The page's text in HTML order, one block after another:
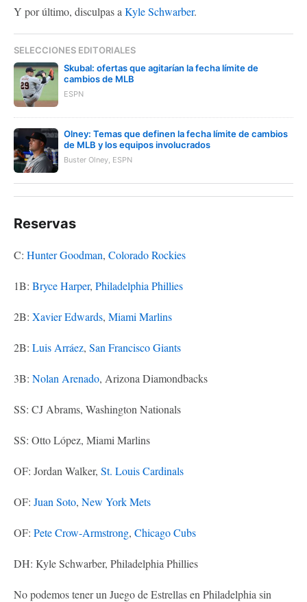
Y por último, disculpas a Kyle Schwarber.
SELECCIONES EDITORIALES
Skubal: ofertas que agitarían la fecha límite de
cambios de MLB
ESPN
Olney: Temas que definen la fecha límite de cambios
de MLB y los equipos involucrados
Buster Olney, ESPN
Reservas
C: Hunter Goodman, Colorado Rockies
1B: Bryce Harper, Philadelphia Phillies
2B: Xavier Edwards, Miami Marlins
2B: Luis Arráez, San Francisco Giants
3B: Nolan Arenado, Arizona Diamondbacks
SS: CJ Abrams, Washington Nationals
SS: Otto López, Miami Marlins
OF: Jordan Walker, St. Louis Cardinals
OF: Juan Soto, New York Mets
OF: Pete Crow-Armstrong, Chicago Cubs
DH: Kyle Schwarber, Philadelphia Phillies
No podemos tener un Juego de Estrellas en Philadelphia sin